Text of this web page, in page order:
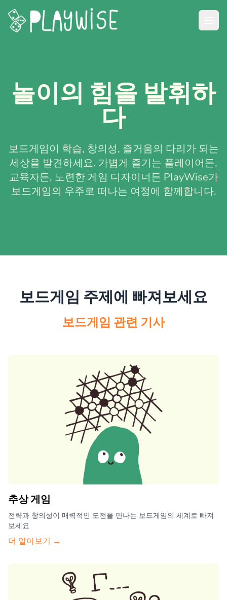
놀이의 힘을 발휘하
다
보드게임이 학습, 창의성, 즐거움의 다리가 되는
세상을 발견하세요. 가볍게 즐기는 플레이어든,
교육자든, 노련한 게임 디자이너든 PlayWise가
보드게임의 우주로 떠나는 여정에 함께합니다.
보드게임 주제에 빠져보세요
보드게임 관련 기사
추상 게임
전략과 창의성이 매력적인 도전을 만나는 보드게임의 세계로 빠져
보세요
더 알아보기 →